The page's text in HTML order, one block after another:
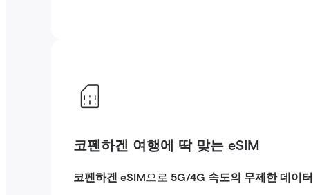
코펜하겐 여행에 딱 맞는 eSIM
코펜하겐 eSIM 으로5G/4G 속도의 무제한 데이터